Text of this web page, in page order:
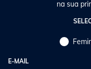
na sua
E-MAIL